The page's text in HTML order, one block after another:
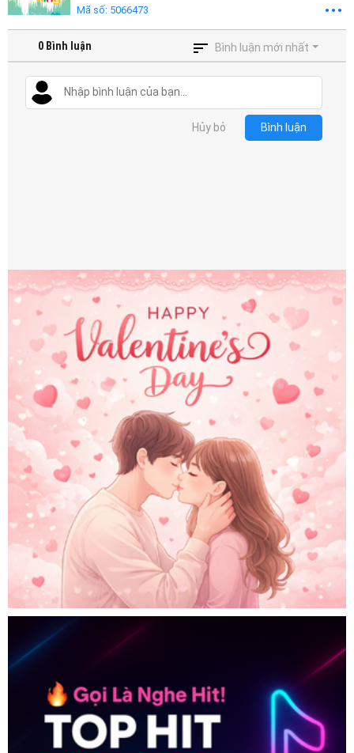
Mã số: 5066473
0 Bình luận Bình luận mới nhất
Hủy bỏ Bình luận